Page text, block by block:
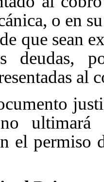
o en
que sean
deudas,
al
ultimará
el